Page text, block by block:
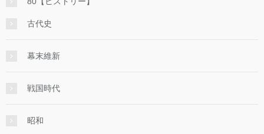
古代史
幕末維新
戦国時代
昭和